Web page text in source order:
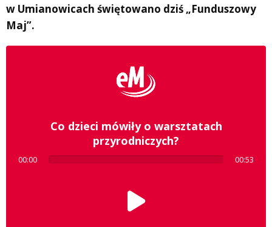
w Umianowicach świętowano dziś „Funduszowy
Maj”.
Co dzieci mówiły o warsztatach
przyrodniczych?
00:00 00:53